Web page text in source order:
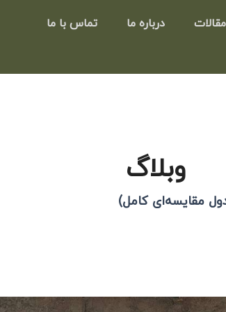
مقالات درباره ما تماس با ما
وبلاگ
مقایسه‌ای کامل)